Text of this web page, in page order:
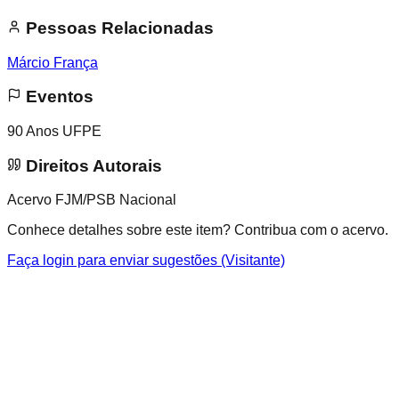
Pessoas Relacionadas
Márcio França
Eventos
90 Anos UFPE
Direitos Autorais
Acervo FJM/PSB Nacional
Conhece detalhes sobre este item? Contribua com o acervo.
Faça login para enviar sugestões (Visitante)